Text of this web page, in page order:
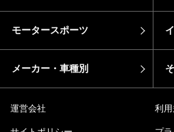
モータースポーツ
メーカー・車種別
運営会社 利